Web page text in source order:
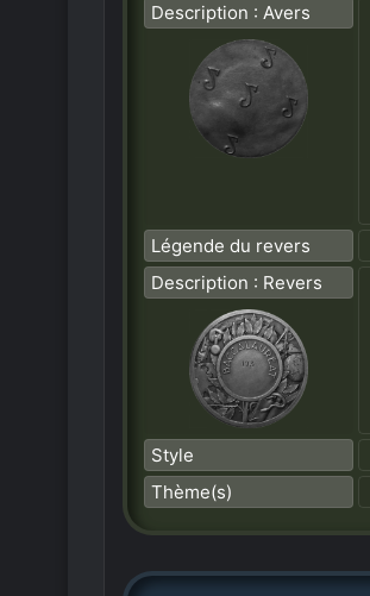
Description : Avers
Légende du revers
Description : Revers
Style
Thème(s)